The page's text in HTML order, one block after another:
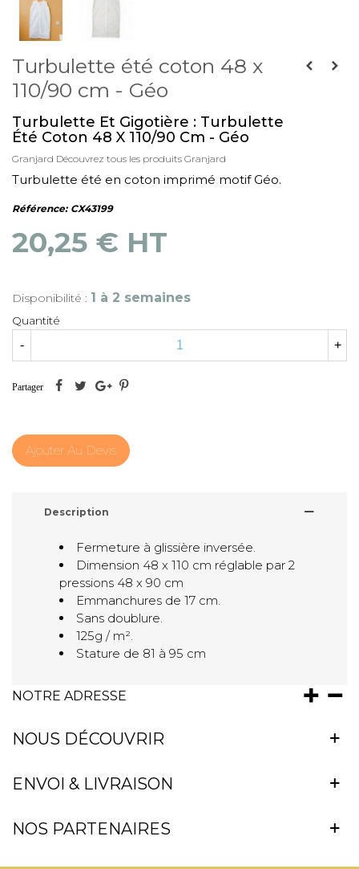
Turbulette été coton 48 x
110/90 cm - Géo
Turbulette Et Gigotière : Turbulette
Été Coton 48 X 110/90 Cm - Géo
Granjard Découvrez tous les produits Granjard
Turbulette été en coton imprimé motif Géo.
Référence: CX43199
20,25 € HT
Disponibilité : 1 à 2 semaines
Quantité
- +
Partager
Ajouter Au Devis
Description
Fermeture à glissière inversée.
Dimension 48 x 110 cm réglable par 2
pressions 48 x 90 cm
Emmanchures de 17 cm.
Sans doublure.
125g / m².
Stature de 81 à 95 cm
NOTRE ADRESSE
NOUS DÉCOUVRIR
ENVOI & LIVRAISON
NOS PARTENAIRES